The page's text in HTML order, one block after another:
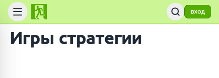
ВХОД
Игры стратегии